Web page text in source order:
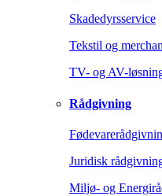
Skadedyrsservice
Tekstil og
TV- og AV-
Rådgivning
Juridisk
Miljø- og